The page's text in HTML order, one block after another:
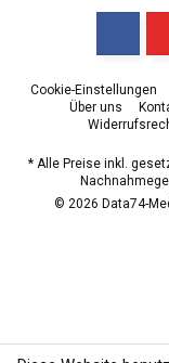
Cookie-Einstellungen
Über uns
* Alle Preise inkl.
© 2026 Data74-